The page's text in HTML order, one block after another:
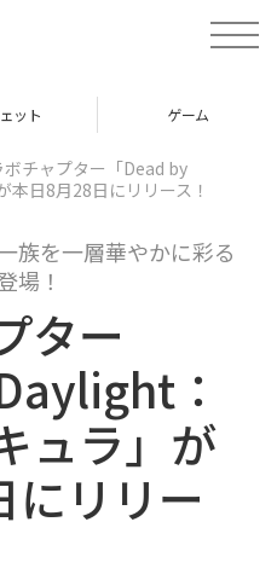
t
o
ット ゲーム
ボチャプター「Dead by
日8月28日にリリース！
族を一層華やかに彩る
場！
ター
：
ュラ」が
にリリー